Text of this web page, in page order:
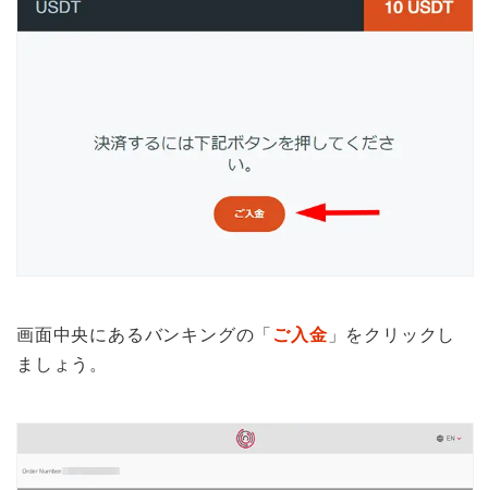
画面中央にあるバンキングの「 ご入金 」をクリックし
ましょう。